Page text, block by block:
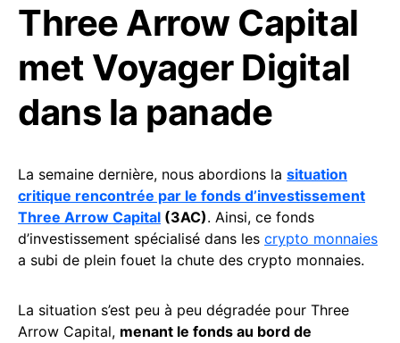
Three Arrow Capital
met Voyager Digital
dans la panade
La semaine dernière, nous abordions la situation
critique rencontrée par le fonds d’investissement
Three Arrow Capital (3AC). Ainsi, ce fonds
d’investissement spécialisé dans les crypto monnaies
a subi de plein fouet la chute des crypto monnaies.
La situation s’est peu à peu dégradée pour Three
Arrow Capital, menant le fonds au bord de